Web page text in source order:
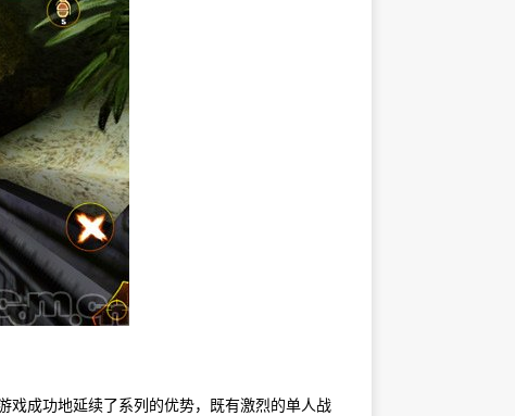
戏成功地延续了系列的优势，既有激烈的单人战